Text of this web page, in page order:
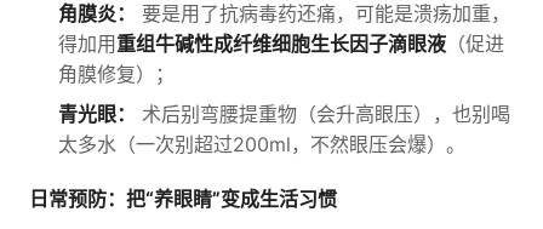
角膜炎：
要是用了抗病毒药还痛，可能是溃疡加重，
得加用重组牛碱性成纤维细胞生长因子滴眼液 （促进
角膜修复）；
青光眼：
术后别弯腰提重物（会升高眼压），也别喝
太多水（一次别超过200ml，不然眼压会爆）。
日常预防：把“养眼睛”变成生活习惯